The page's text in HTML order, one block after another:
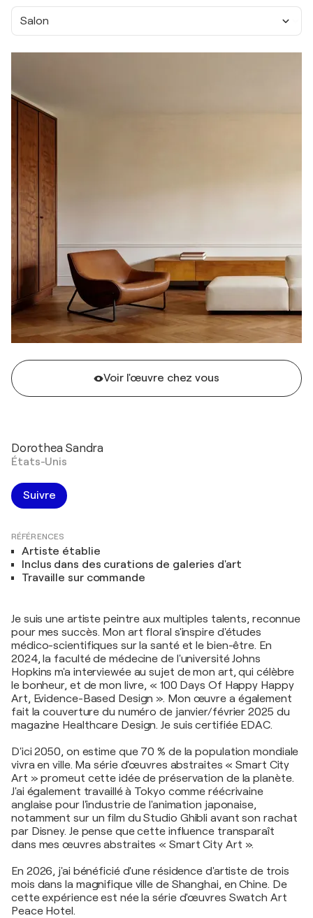
Salon
Voir l'œuvre chez vous
Dorothea Sandra
États-Unis
Suivre
RÉFÉRENCES
Artiste établie
Inclus dans des curations de galeries d'art
Travaille sur commande
Je suis une artiste peintre aux multiples talents, reconnue
pour mes succès. Mon art floral s'inspire d'études
médico-scientifiques sur la santé et le bien-être. En
2024, la faculté de médecine de l'université Johns
Hopkins m'a interviewée au sujet de mon art, qui célèbre
le bonheur, et de mon livre, « 100 Days Of Happy Happy
Art, Evidence-Based Design ». Mon œuvre a également
fait la couverture du numéro de janvier/février 2025 du
magazine Healthcare Design. Je suis certifiée EDAC.
D'ici 2050, on estime que 70 % de la population mondiale
vivra en ville. Ma série d'œuvres abstraites « Smart City
Art » promeut cette idée de préservation de la planète.
J'ai également travaillé à Tokyo comme réécrivaine
anglaise pour l'industrie de l'animation japonaise,
notamment sur un film du Studio Ghibli avant son rachat
par Disney. Je pense que cette influence transparaît
dans mes œuvres abstraites « Smart City Art ».
En 2026, j'ai bénéficié d'une résidence d'artiste de trois
mois dans la magnifique ville de Shanghai, en Chine. De
cette expérience est née la série d'œuvres Swatch Art
Peace Hotel.